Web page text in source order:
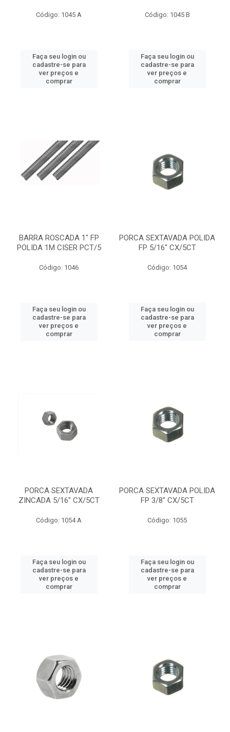
Código: 1045 A
Faça seu login ou
cadastre-se para
ver preços e
comprar
Código: 1045 B
Faça seu login ou
cadastre-se para
ver preços e
comprar
BARRA ROSCADA 1" FP
POLIDA 1M CISER PCT/5
Código: 1046
Faça seu login ou
cadastre-se para
ver preços e
comprar
PORCA SEXTAVADA POLIDA
FP 5/16" CX/5CT
Código: 1054
Faça seu login ou
cadastre-se para
ver preços e
comprar
PORCA SEXTAVADA
ZINCADA 5/16" CX/5CT
Código: 1054 A
Faça seu login ou
cadastre-se para
ver preços e
comprar
PORCA SEXTAVADA POLIDA
FP 3/8" CX/5CT
Código: 1055
Faça seu login ou
cadastre-se para
ver preços e
comprar